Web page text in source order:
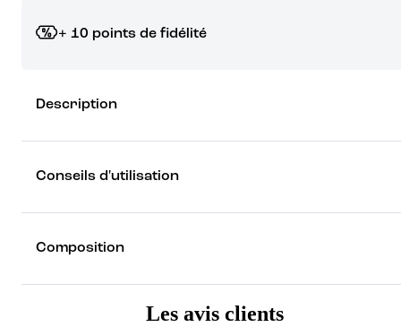
+ 10 points de fidélité
rêver !
Découvrez les récompenses
Description
Conseils d'utilisation
Composition
Les avis clients